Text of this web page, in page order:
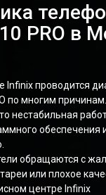
PRO в
Infinix проводится
по многим причинам.
нестабильная
обеспечения
обращаются с
или плохое
центре Infinix